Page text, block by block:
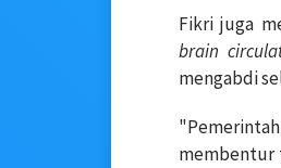
Fikri juga
brain
mengabdi
membentur